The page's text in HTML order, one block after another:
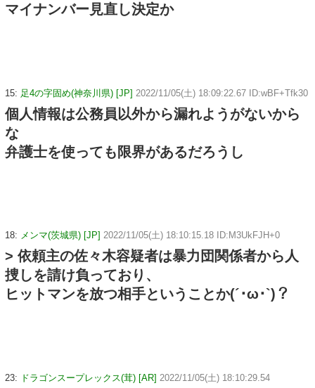
マイナンバー見直し決定か
15: 足4の字固め(神奈川県) [JP] 2022/11/05(土) 18:09:22.67 ID:wBF+Tfk30
個人情報は公務員以外から漏れようがないから
な
弁護士を使っても限界があるだろうし
18: メンマ(茨城県) [JP] 2022/11/05(土) 18:10:15.18 ID:M3UkFJH+0
> 依頼主の佐々木容疑者は暴力団関係者から人
捜しを請け負っており、
ヒットマンを放つ相手ということか(´･ω･`)？
23: ドラゴンスープレックス(茸) [AR] 2022/11/05(土) 18:10:29.54